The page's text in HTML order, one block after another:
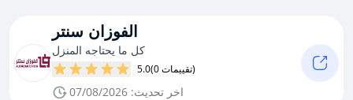
الفوزان سنتر
كل ما يحتاجه المنزل
5.0 (0 تقييمات)
اخر تحديث: 07/08/2026